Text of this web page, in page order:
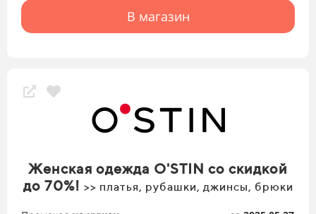
В магазин
Женская одежда O'STIN со скидкой
до 70%! >> платья, рубашки, джинсы, брюки